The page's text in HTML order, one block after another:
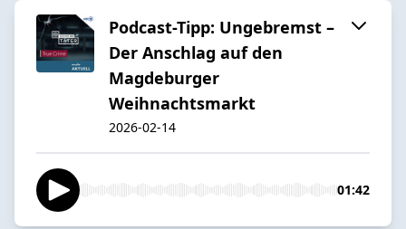
Podcast-Tipp: Ungebremst –
Der Anschlag auf den
Magdeburger
Weihnachtsmarkt
2026-02-14
01:42